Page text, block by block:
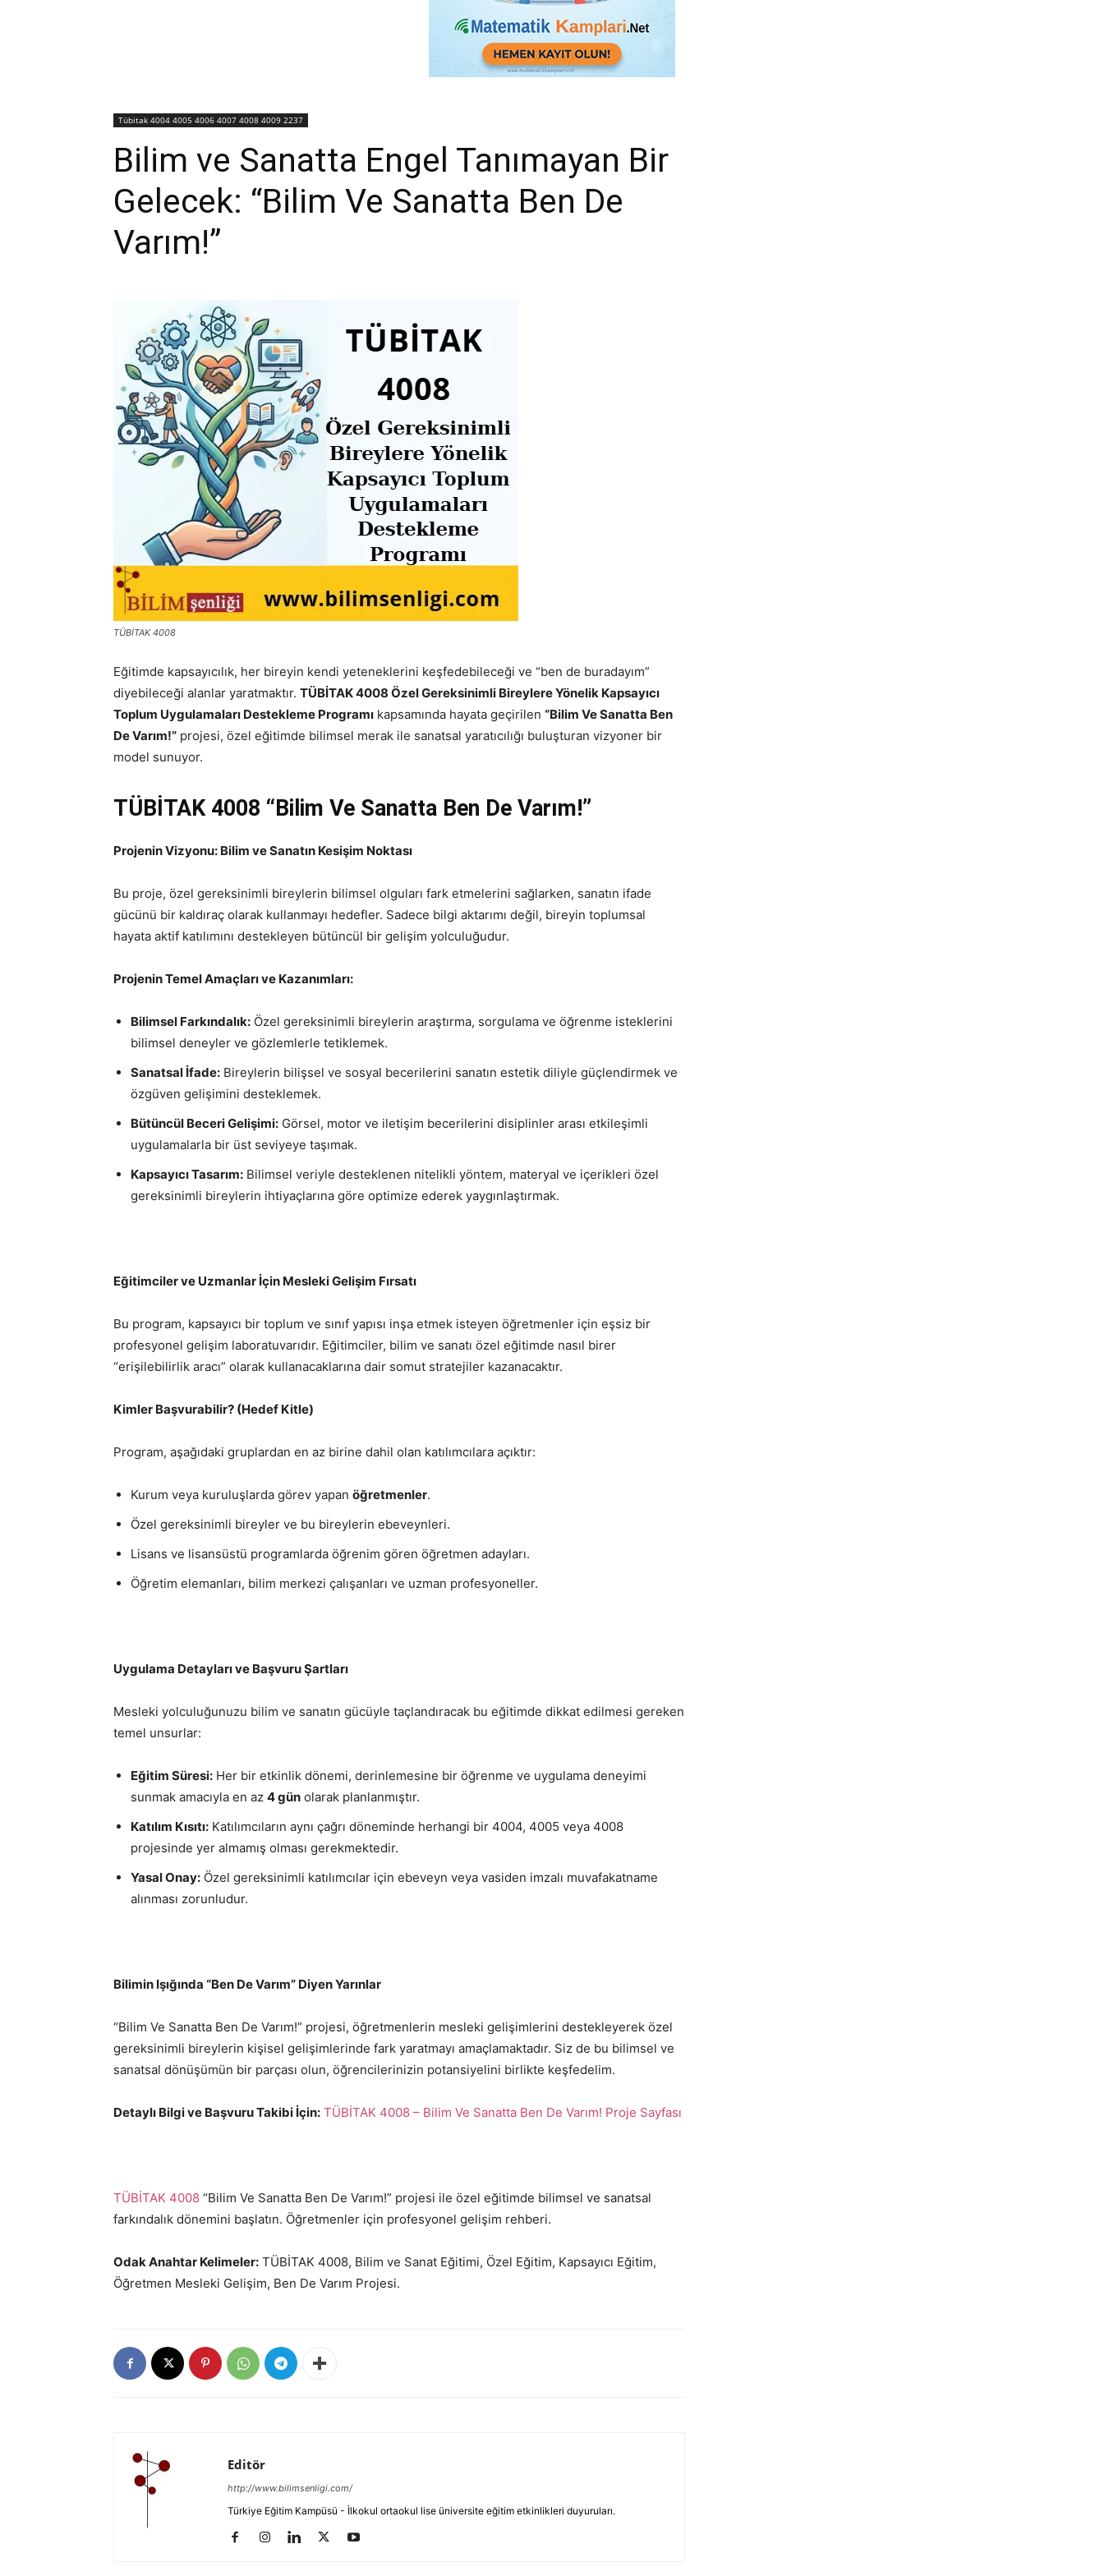
Tübitak 4004 4005 4006 4007 4008 4009 2237
Bilim ve Sanatta Engel Tanımayan Bir
Gelecek: “Bilim Ve Sanatta Ben De
Varım!”
TÜBİTAK 4008
Eğitimde kapsayıcılık, her bireyin kendi yeteneklerini keşfedebileceği ve “ben de buradayım”
diyebileceği alanlar yaratmaktır. TÜBİTAK 4008 Özel Gereksinimli Bireylere Yönelik Kapsayıcı
Toplum Uygulamaları Destekleme Programı kapsamında hayata geçirilen “Bilim Ve Sanatta Ben
De Varım!” projesi, özel eğitimde bilimsel merak ile sanatsal yaratıcılığı buluşturan vizyoner bir
model sunuyor.
TÜBİTAK 4008 “Bilim Ve Sanatta Ben De Varım!”
Projenin Vizyonu: Bilim ve Sanatın Kesişim Noktası
Bu proje, özel gereksinimli bireylerin bilimsel olguları fark etmelerini sağlarken, sanatın ifade
gücünü bir kaldıraç olarak kullanmayı hedefler. Sadece bilgi aktarımı değil, bireyin toplumsal
hayata aktif katılımını destekleyen bütüncül bir gelişim yolculuğudur.
Projenin Temel Amaçları ve Kazanımları:
Bilimsel Farkındalık: Özel gereksinimli bireylerin araştırma, sorgulama ve öğrenme isteklerini
bilimsel deneyler ve gözlemlerle tetiklemek.
Sanatsal İfade: Bireylerin bilişsel ve sosyal becerilerini sanatın estetik diliyle güçlendirmek ve
özgüven gelişimini desteklemek.
Bütüncül Beceri Gelişimi: Görsel, motor ve iletişim becerilerini disiplinler arası etkileşimli
uygulamalarla bir üst seviyeye taşımak.
Kapsayıcı Tasarım: Bilimsel veriyle desteklenen nitelikli yöntem, materyal ve içerikleri özel
gereksinimli bireylerin ihtiyaçlarına göre optimize ederek yaygınlaştırmak.
Eğitimciler ve Uzmanlar İçin Mesleki Gelişim Fırsatı
Bu program, kapsayıcı bir toplum ve sınıf yapısı inşa etmek isteyen öğretmenler için eşsiz bir
profesyonel gelişim laboratuvarıdır. Eğitimciler, bilim ve sanatı özel eğitimde nasıl birer
“erişilebilirlik aracı” olarak kullanacaklarına dair somut stratejiler kazanacaktır.
Kimler Başvurabilir? (Hedef Kitle)
Program, aşağıdaki gruplardan en az birine dahil olan katılımcılara açıktır:
Kurum veya kuruluşlarda görev yapan öğretmenler.
Özel gereksinimli bireyler ve bu bireylerin ebeveynleri.
Lisans ve lisansüstü programlarda öğrenim gören öğretmen adayları.
Öğretim elemanları, bilim merkezi çalışanları ve uzman profesyoneller.
Uygulama Detayları ve Başvuru Şartları
Mesleki yolculuğunuzu bilim ve sanatın gücüyle taçlandıracak bu eğitimde dikkat edilmesi gereken
temel unsurlar:
Eğitim Süresi: Her bir etkinlik dönemi, derinlemesine bir öğrenme ve uygulama deneyimi
sunmak amacıyla en az 4 gün olarak planlanmıştır.
Katılım Kısıtı: Katılımcıların aynı çağrı döneminde herhangi bir 4004, 4005 veya 4008
projesinde yer almamış olması gerekmektedir.
Yasal Onay: Özel gereksinimli katılımcılar için ebeveyn veya vasiden imzalı muvafakatname
alınması zorunludur.
Bilimin Işığında “Ben De Varım” Diyen Yarınlar
“Bilim Ve Sanatta Ben De Varım!” projesi, öğretmenlerin mesleki gelişimlerini destekleyerek özel
gereksinimli bireylerin kişisel gelişimlerinde fark yaratmayı amaçlamaktadır. Siz de bu bilimsel ve
sanatsal dönüşümün bir parçası olun, öğrencilerinizin potansiyelini birlikte keşfedelim.
Detaylı Bilgi ve Başvuru Takibi İçin: TÜBİTAK 4008 – Bilim Ve Sanatta Ben De Varım! Proje Sayfası
TÜBİTAK 4008 “Bilim Ve Sanatta Ben De Varım!” projesi ile özel eğitimde bilimsel ve sanatsal
farkındalık dönemini başlatın. Öğretmenler için profesyonel gelişim rehberi.
Odak Anahtar Kelimeler: TÜBİTAK 4008, Bilim ve Sanat Eğitimi, Özel Eğitim, Kapsayıcı Eğitim,
Öğretmen Mesleki Gelişim, Ben De Varım Projesi.
Editör
http://www.bilimsenligi.com/
Türkiye Eğitim Kampüsü - İlkokul ortaokul lise üniversite eğitim etkinlikleri duyuruları.